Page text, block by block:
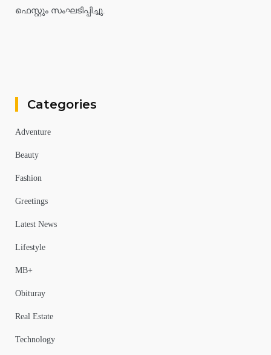
ഫെസ്റ്റും സംഘടിപ്പിച്ചു.
Categories
Adventure
Beauty
Fashion
Greetings
Latest News
Lifestyle
MB+
Obituray
Real Estate
Technology